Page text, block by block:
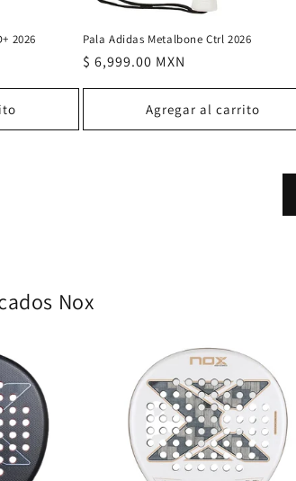
2026 Pala Adidas Metalbone Ctrl 2026
Precio
$ 6,999.00 MXN
Agregar al carrito
Nox